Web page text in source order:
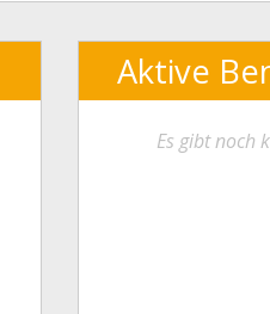
Aktive
Es gibt noch